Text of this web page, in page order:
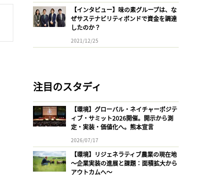
【インタビュー】味の素グループは、な
ぜサステナビリティボンドで資金を調達
したのか？
2021/12/25
注目のスタディ
【環境】グローバル・ネイチャーポジテ
ィブ・サミット2026開催。開示から測
定・実装・価値化へ。熊本宣言
2026/07/17
【環境】リジェネラティブ農業の現在地
〜企業実装の進展と課題：面積拡大から
アウトカムへ〜